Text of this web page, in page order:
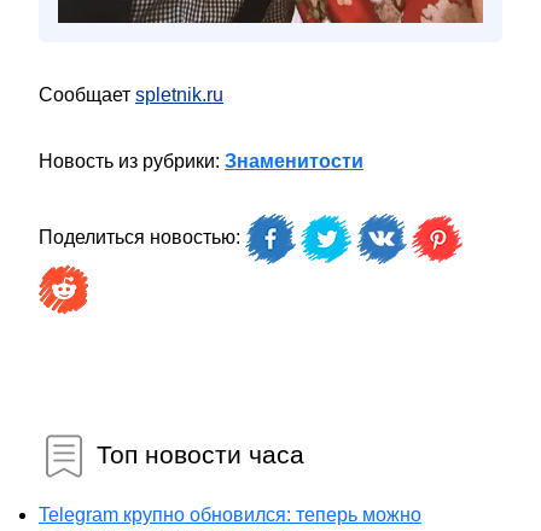
Сообщает spletnik.ru
Новость из рубрики: Знаменитости
Поделиться новостью:
Топ новости часа
Telegram крупно обновился: теперь можно